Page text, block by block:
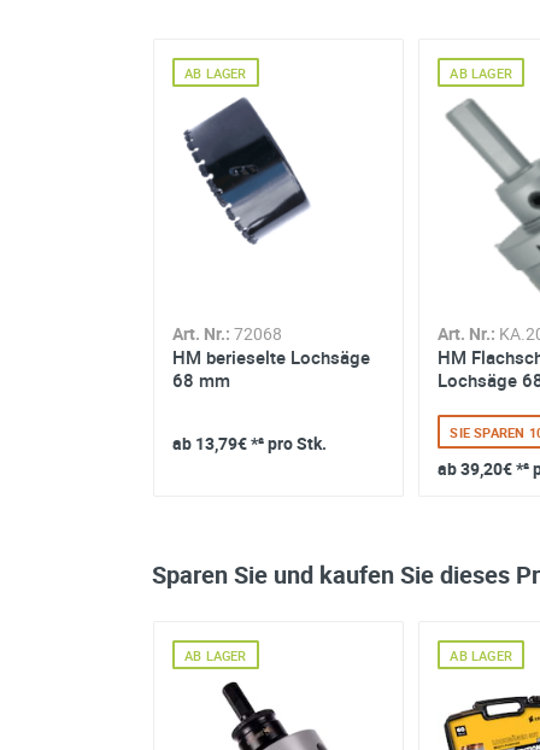
SIE SPAREN 10% ZUM UVP
Art. Nr.: 72068
HM berieselte Lochsäge
68 mm
AB LAGER
ab 13,79€*² pro Stk.
Art. Nr.:
HM
Lochsäge
AB LAGER
SIE SPAREN
ab39,20€*²
Sparen Sie und kaufen Sie dieses
AB LAGER AB LAGER